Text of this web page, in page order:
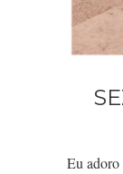
Eu adoro